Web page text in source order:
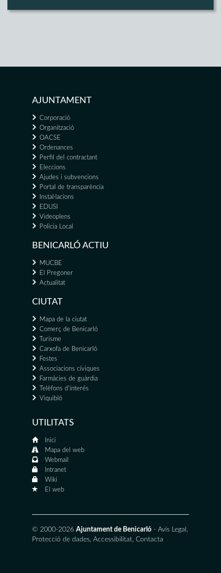
AJUNTAMENT
Corporació
Organització
OACSE
Ordenances
Perfil del contractant
Eleccions
Ajudes i subvencions
Portal de transparència
Instal·lacions
EDUSI
Videoplens
Policia Local
BENICARLÓ ACTIU
MUCBE
El Pregoner
Actualitat
CIUTAT
Mapa de la ciutat
Comerç de Benicarló
Turisme
Carxofa de Benicarló
Festes
Associacions cíviques
Farmàcies de guàrdia
Telèfons d'interés
Viquibló
UTILITATS
Inici
Mapa del web
Webmail
Intranet
Wiki
El web
© 2000-2026 Ajuntament de Benicarló - Avís Legal ,
Protecció de dades, Accessibilitat, Contacta